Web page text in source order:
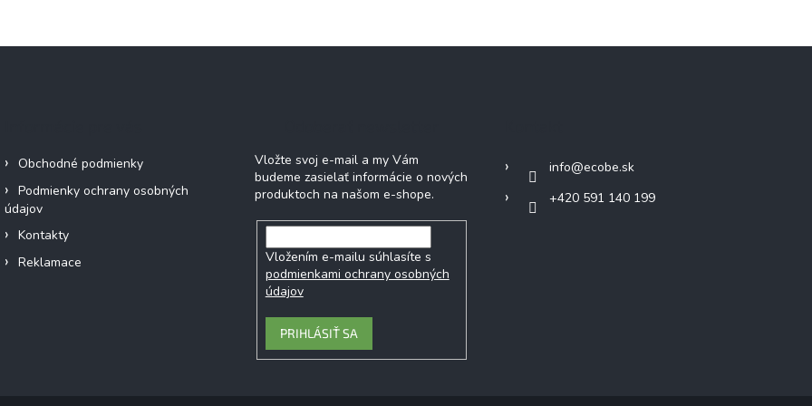
Obchodné podmienky
Podmienky ochrany osobných
údajov
Kontakty
Reklamace
Vložte svoj e-mail a my Vám
budeme zasielať informácie o nových
produktoch na našom e-shope.
Vložením e-mailu súhlasíte s
podmienkami ochrany osobných
údajov
PRIHLÁSIŤ SA
info@ecobe.sk
+420 591 140 199